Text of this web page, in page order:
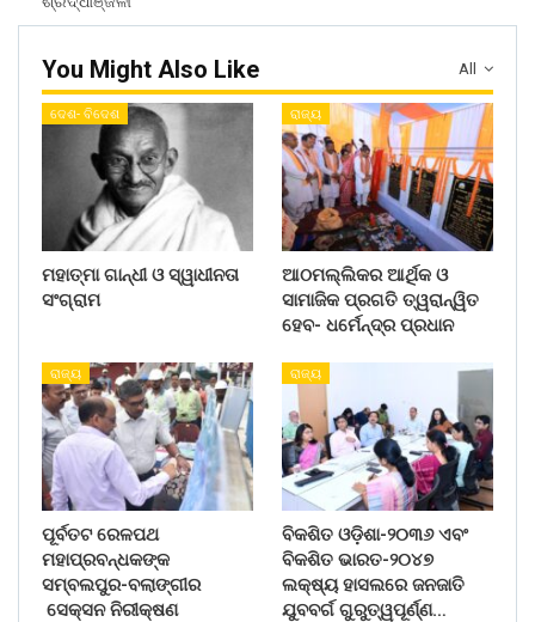
All
You Might Also Like
ଦେଶ- ବିଦେଶ
ମହାତ୍ମା ଗାନ୍ଧୀ ଓ ସ୍ୱାଧୀନତା
ସଂଗ୍ରାମ
ରାଜ୍ୟ
ଆଠମଲ୍ଲିକର ଆର୍ଥିକ ଓ
ସାମାଜିକ ପ୍ରଗତି ତ୍ୱରାନ୍ୱିତ
ହେବ- ଧର୍ମେନ୍ଦ୍ର ପ୍ରଧାନ
ରାଜ୍ୟ
ପୂର୍ବତଟ ରେଳପଥ
ମହାପ୍ରବନ୍ଧକଙ୍କ
ସମ୍ବଲପୁର-ବଲାଙ୍ଗୀର
ସେକ୍ସନ ନିରୀକ୍ଷଣ
ରାଜ୍ୟ
ବିକଶିତ ଓଡ଼ିଶା-୨୦୩୬ ଏବଂ
ବିକଶିତ ଭାରତ-୨୦୪୭
ଲକ୍ଷ୍ୟ ହାସଲରେ ଜନଜାତି
ଯୁବବର୍ଗ ଗୁରୁତ୍ୱପୂର୍ଣ୍ଣ…